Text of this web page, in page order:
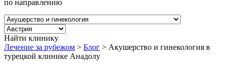
по направлению
Найти клинику
Лечение за рубежом > Блог > Акушерство и гинекология в
турецкой клинике Анадолу